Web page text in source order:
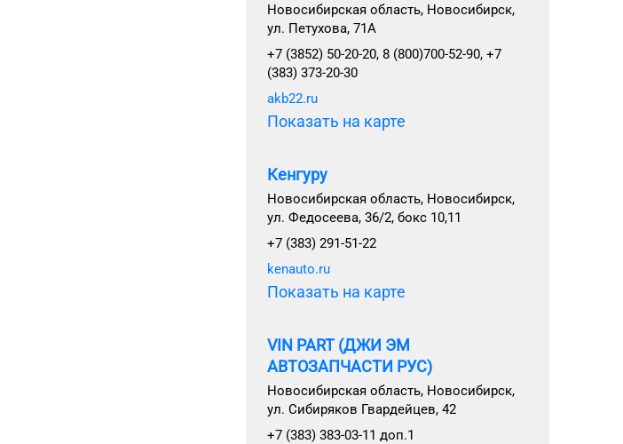
Новосибирская область, Новосибирск,
ул. Петухова, 71А
+7 (3852) 50-20-20, 8 (800)700-52-90, +7
(383) 373-20-30
akb22.ru
Показать на карте
Кенгуру
Новосибирская область, Новосибирск,
ул. Федосеева, 36/2, бокс 10,11
+7 (383) 291-51-22
kenauto.ru
Показать на карте
VIN PART (ДЖИ ЭМ
АВТОЗАПЧАСТИ РУС)
Новосибирская область, Новосибирск,
ул. Сибиряков Гвардейцев, 42
+7 (383) 383-03-11 доп.1